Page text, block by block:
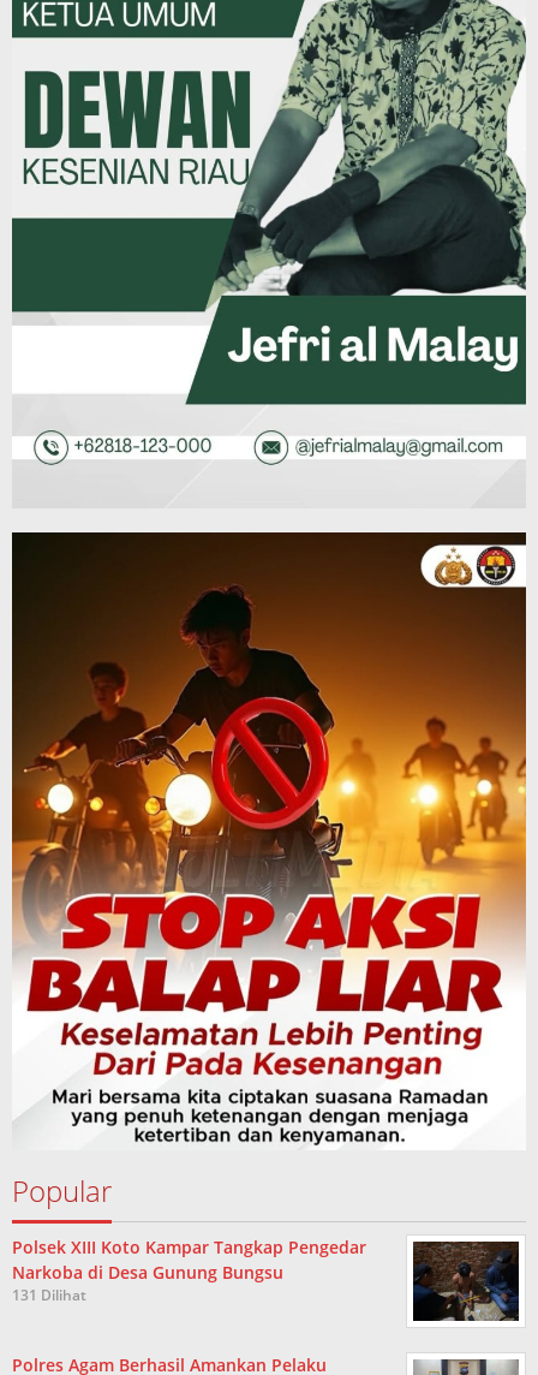
Popular
Polsek XIII Koto Kampar Tangkap Pengedar
Narkoba di Desa Gunung Bungsu
131 Dilihat
Polres Agam Berhasil Amankan Pelaku